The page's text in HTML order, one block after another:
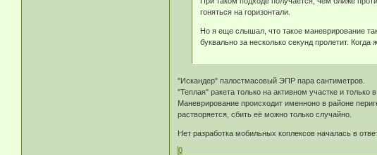
гоняться на горизонтали.
Но я еще слышал, что такое маневрирование
буквально за несколько секунд пролетит.
"Искандер" палостмасовый ЭПР пара сантиметров.
"Теплая" ракета только на активном участке и
Маневрирование происходит именноно в районе
растворяется, сбить её можно только случайно.
Нет разработка мобильных коплексов началась в
0